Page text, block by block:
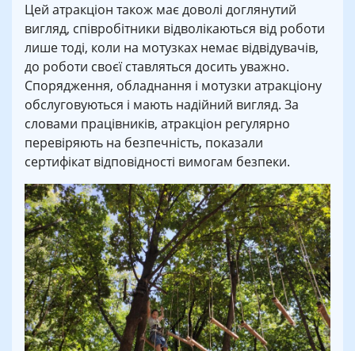
Цей атракціон також має доволі доглянутий
вигляд, співробітники відволікаються від роботи
лише тоді, коли на мотузках немає відвідувачів,
до роботи своєї ставляться досить уважно.
Спорядження, обладнання і мотузки атракціону
обслуговуються і мають надійний вигляд. За
словами працівників, атракціон регулярно
перевіряють на безпечність, показали
сертифікат відповідності вимогам безпеки.